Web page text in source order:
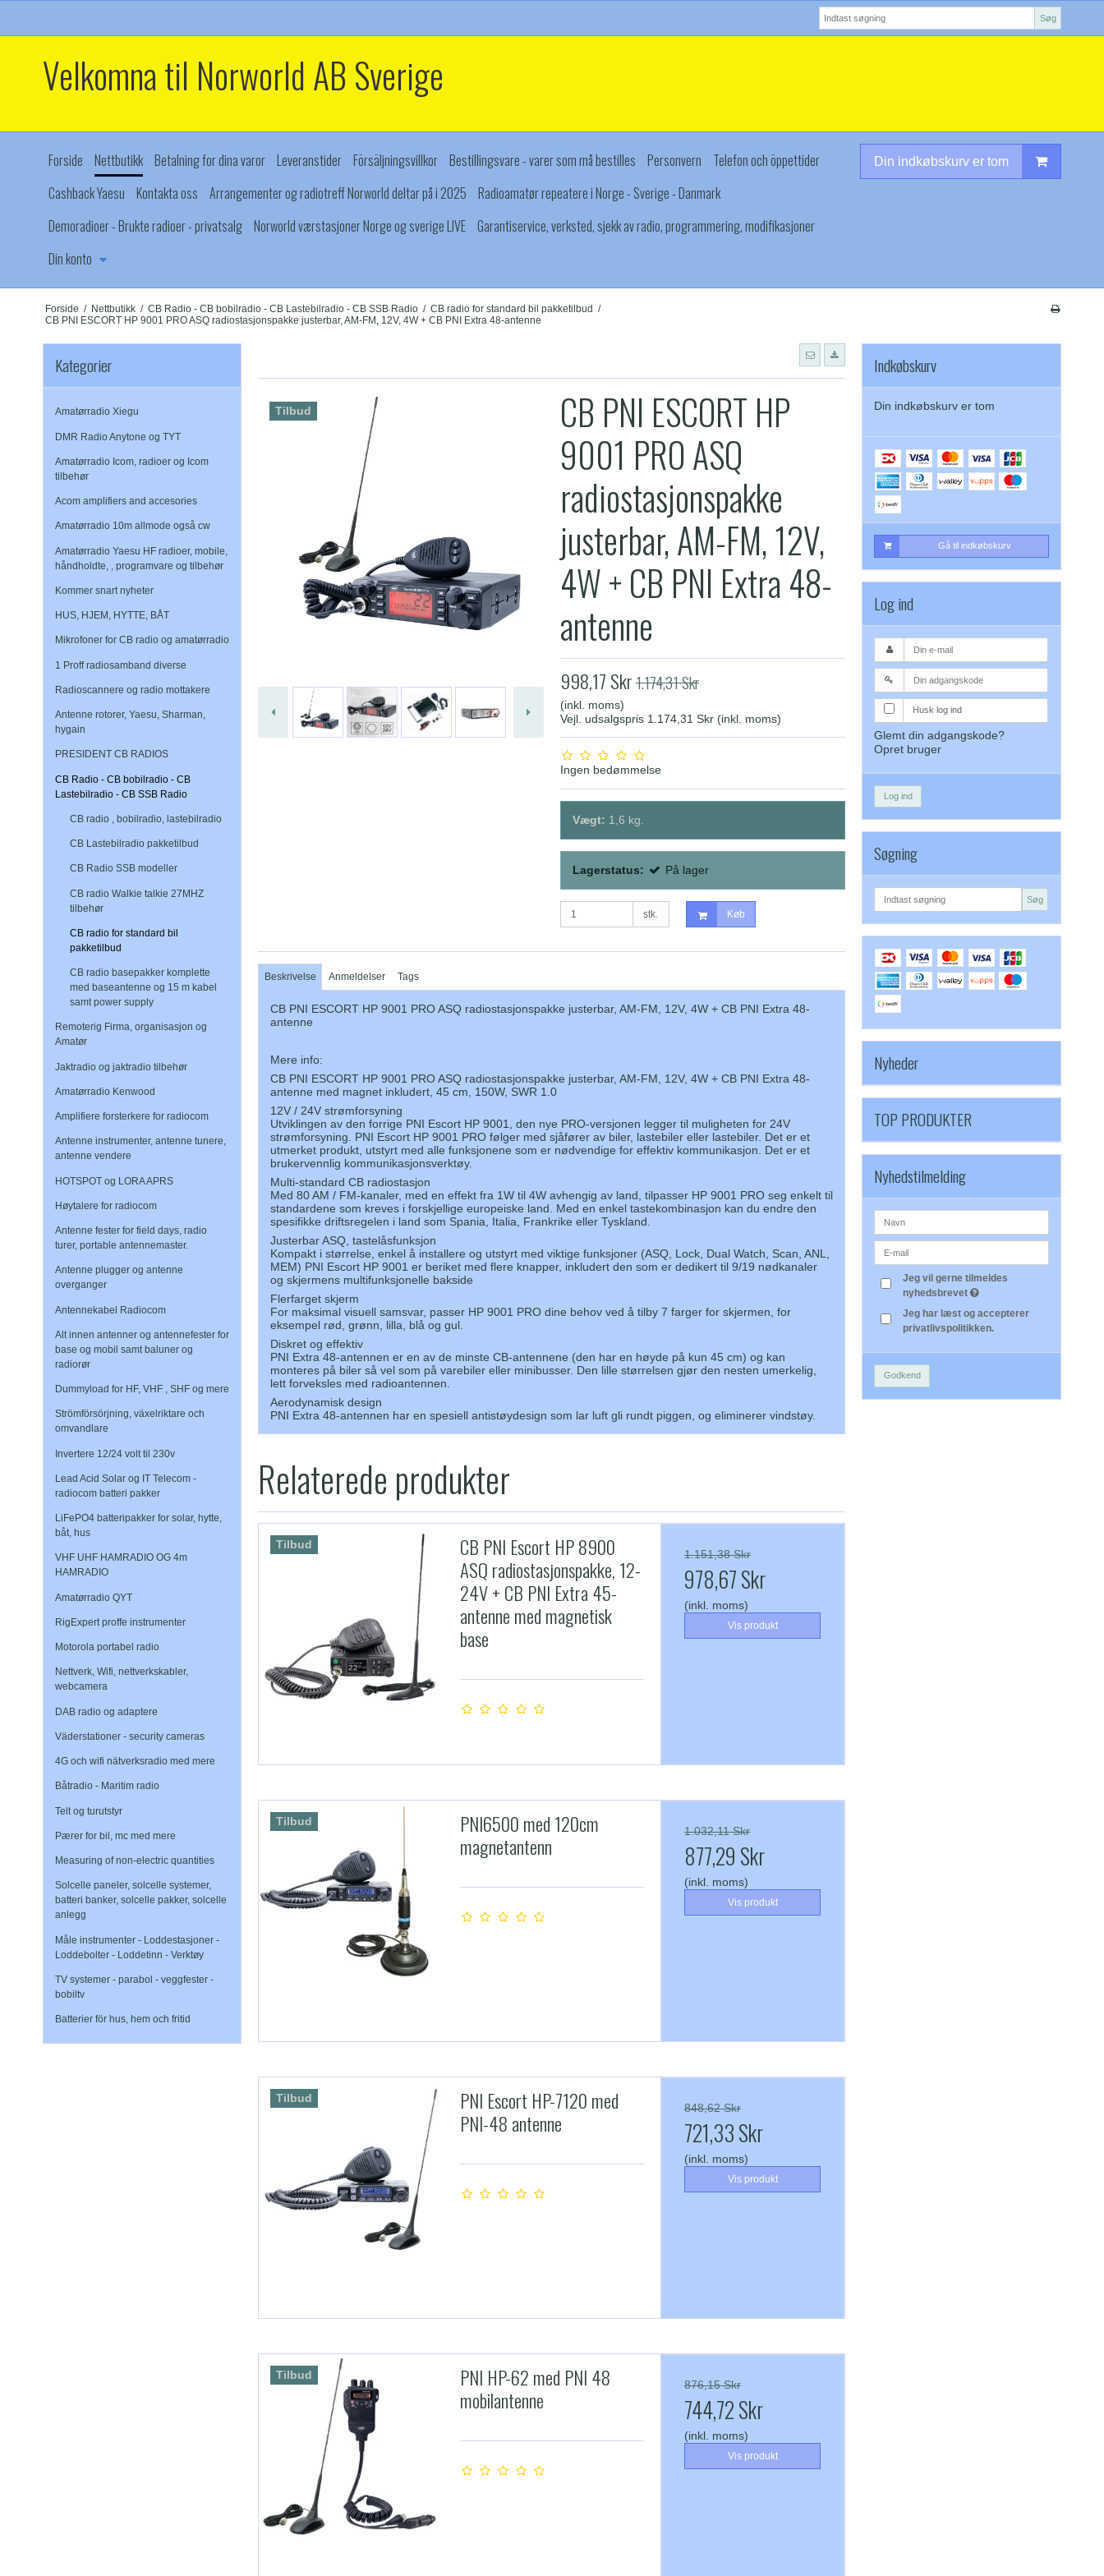
Søg
Velkomna til Norworld AB Sverige
Forside Nettbutikk Betalning for dina varor Leveranstider Försäljningsvillkor Bestillingsvare - varer som må bestilles Personvern
Telefon och öppettider
Cashback Yaesu
Kontakta oss Arrangementer og radiotreff Norworld deltar på i 2025
Radioamatør repeatere i Norge - Sverige - Danmark
Demoradioer - Brukte radioer - privatsalg Norworld værstasjoner Norge og sverige LIVE Garantiservice, verksted, sjekk av radio, programmering, modifikasjoner
Din konto
Din indkøbskurv er tom
Forside / Nettbutikk / CB Radio - CB bobilradio - CB Lastebilradio - CB SSB Radio / CB radio for standard bil pakketilbud /
CB PNI ESCORT HP 9001 PRO ASQ radiostasjonspakke justerbar, AM-FM, 12V, 4W + CB PNI Extra 48-antenne
Kategorier
Amatørradio Xiegu
DMR Radio Anytone og TYT
Amatørradio Icom, radioer og Icom
tilbehør
Acom amplifiers and accesories
Amatørradio 10m allmode også cw
Amatørradio Yaesu HF radioer, mobile,
håndholdte, , programvare og tilbehør
Kommer snart nyheter
HUS, HJEM, HYTTE, BÅT
Mikrofoner for CB radio og amatørradio
1 Proff radiosamband diverse
Radioscannere og radio mottakere
Antenne rotorer, Yaesu, Sharman,
hygain
PRESIDENT CB RADIOS
CB Radio - CB bobilradio - CB
Lastebilradio - CB SSB Radio
CB radio , bobilradio, lastebilradio
CB Lastebilradio pakketilbud
CB Radio SSB modeller
CB radio Walkie talkie 27MHZ
tilbehør
CB radio for standard bil
pakketilbud
CB radio basepakker komplette
med baseantenne og 15 m kabel
samt power supply
Remoterig Firma, organisasjon og
Amatør
Jaktradio og jaktradio tilbehør
Amatørradio Kenwood
Amplifiere forsterkere for radiocom
Antenne instrumenter, antenne tunere,
antenne vendere
HOTSPOT og LORA APRS
Høytalere for radiocom
Antenne fester for field days, radio
turer, portable antennemaster.
Antenne plugger og antenne
overganger
Antennekabel Radiocom
Alt innen antenner og antennefester for
base og mobil samt baluner og
radiorør
Dummyload for HF, VHF , SHF og mere
Strömförsörjning, växelriktare och
omvandlare
Invertere 12/24 volt til 230v
Lead Acid Solar og IT Telecom -
radiocom batteri pakker
LiFePO4 batteripakker for solar, hytte,
båt, hus
VHF UHF HAMRADIO OG 4m
HAMRADIO
Amatørradio QYT
RigExpert proffe instrumenter
Motorola portabel radio
Nettverk, Wifi, nettverkskabler,
webcamera
DAB radio og adaptere
Väderstationer - security cameras
4G och wifi nätverksradio med mere
Båtradio - Maritim radio
Telt og turutstyr
Pærer for bil, mc med mere
Measuring of non-electric quantities
Solcelle paneler, solcelle systemer,
batteri banker, solcelle pakker, solcelle
anlegg
Måle instrumenter - Loddestasjoner -
Loddebolter - Loddetinn - Verktøy
TV systemer - parabol - veggfester -
bobiltv
Batterier för hus, hem och fritid
Tilbud
CB PNI ESCORT HP
9001 PRO ASQ
radiostasjonspakke
justerbar, AM-FM, 12V,
4W + CB PNI Extra 48-
antenne
998,17 Skr1.174,31 Skr
(inkl. moms)
Vejl. udsalgspris 1.174,31 Skr (inkl. moms)
Ingen bedømmelse
Vægt: 1,6 kg.
Lagerstatus: På lager
stk. Køb
Beskrivelse Anmeldelser Tags
CB PNI ESCORT HP 9001 PRO ASQ radiostasjonspakke justerbar, AM-FM, 12V, 4W + CB PNI Extra 48-
antenne
Mere info:
CB PNI ESCORT HP 9001 PRO ASQ radiostasjonspakke justerbar, AM-FM, 12V, 4W + CB PNI Extra 48-
antenne med magnet inkludert, 45 cm, 150W, SWR 1.0
12V / 24V strømforsyning
Utviklingen av den forrige PNI Escort HP 9001, den nye PRO-versjonen legger til muligheten for 24V
strømforsyning. PNI Escort HP 9001 PRO følger med sjåfører av biler, lastebiler eller lastebiler. Det er et
utmerket produkt, utstyrt med alle funksjonene som er nødvendige for effektiv kommunikasjon. Det er et
brukervennlig kommunikasjonsverktøy.
Multi-standard CB radiostasjon
Med 80 AM / FM-kanaler, med en effekt fra 1W til 4W avhengig av land, tilpasser HP 9001 PRO seg enkelt til
standardene som kreves i forskjellige europeiske land. Med en enkel tastekombinasjon kan du endre den
spesifikke driftsregelen i land som Spania, Italia, Frankrike eller Tyskland.
Justerbar ASQ, tastelåsfunksjon
Kompakt i størrelse, enkel å installere og utstyrt med viktige funksjoner (ASQ, Lock, Dual Watch, Scan, ANL,
MEM) PNI Escort HP 9001 er beriket med flere knapper, inkludert den som er dedikert til 9/19 nødkanaler
og skjermens multifunksjonelle bakside
Flerfarget skjerm
For maksimal visuell samsvar, passer HP 9001 PRO dine behov ved å tilby 7 farger for skjermen, for
eksempel rød, grønn, lilla, blå og gul.
Diskret og effektiv
PNI Extra 48-antennen er en av de minste CB-antennene (den har en høyde på kun 45 cm) og kan
monteres på biler så vel som på varebiler eller minibusser. Den lille størrelsen gjør den nesten umerkelig,
lett forveksles med radioantennen.
Aerodynamisk design
PNI Extra 48-antennen har en spesiell antistøydesign som lar luft gli rundt piggen, og eliminerer vindstøy.
Relaterede produkter
Tilbud
CB PNI Escort HP 8900
ASQ radiostasjonspakke, 12-
24V + CB PNI Extra 45-
antenne med magnetisk
base
1.151,38 Skr
978,67 Skr
(inkl. moms)
Vis produkt
Tilbud
PNI6500 med 120cm
magnetantenn
1.032,11 Skr
877,29 Skr
(inkl. moms)
Vis produkt
Tilbud
PNI Escort HP-7120 med
PNI-48 antenne
848,62 Skr
721,33 Skr
(inkl. moms)
Vis produkt
Tilbud
PNI HP-62 med PNI 48
mobilantenne
876,15 Skr
744,72 Skr
(inkl. moms)
Vis produkt
Indkøbskurv
Din indkøbskurv er tom
Gå til indkøbskurv
Log ind
Husk log ind
Glemt din adgangskode?
Opret bruger
Log ind
Søgning
Søg
Nyheder
TOP PRODUKTER
Nyhedstilmelding
Jeg vil gerne tilmeldes
nyhedsbrevet
Jeg har læst og accepterer
privatlivspolitikken.
Godkend